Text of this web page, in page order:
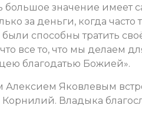
значение имеет
за деньги, когда
способны тратить
все то, что мы делаем
благодатью Божией».
Алексием Яковлевым
Владыка